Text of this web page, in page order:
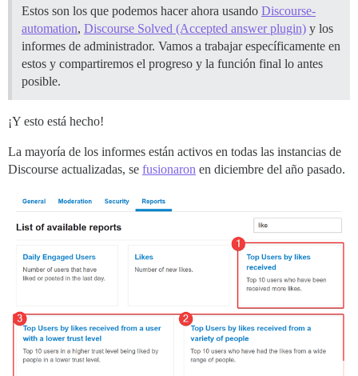
Estos son los que podemos hacer ahora usando Discourse-
automation, Discourse Solved (Accepted answer plugin) y los
informes de administrador. Vamos a trabajar específicamente en
estos y compartiremos el progreso y la función final lo antes
posible.
¡Y esto está hecho!
La mayoría de los informes están activos en todas las instancias de
Discourse actualizadas, se fusionaron en diciembre del año pasado.